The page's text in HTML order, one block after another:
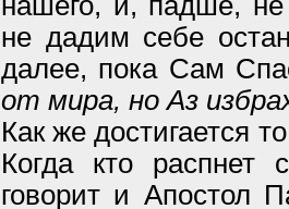
не дадим себе
далее, пока Сам
от мира, но Аз
Как же достигается
Когда кто
говорит и Апостол